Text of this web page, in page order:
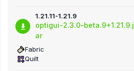
1.21.11-1.21.9
optigui-2.3.0-beta.9+1.21.9.j
ar
Fabric
Quilt